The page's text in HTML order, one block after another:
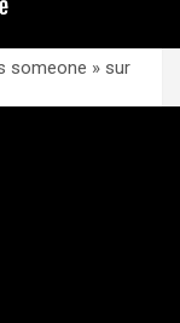
someone » sur